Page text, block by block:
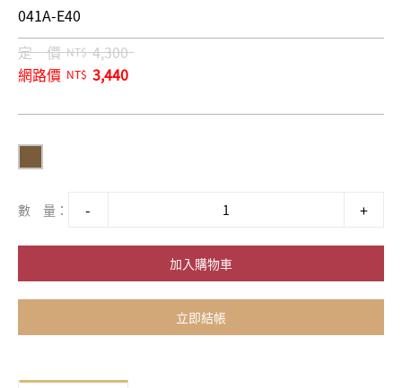
041A-E40
定 價 NT$ 4,300
網路價 NT$ 3,440
數 量：
加入購物車
立即結帳